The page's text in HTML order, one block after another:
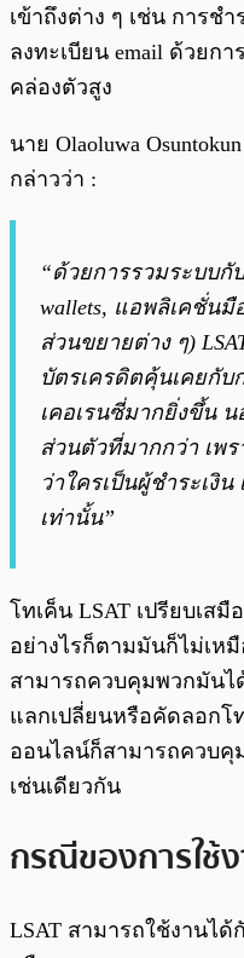
เข้าถึงต่าง ๆ เช่น การช
ลงทะเบียน email ด้วยก
คล่องตัวสูง
นาย Olaoluwa
กล่าวว่า :
“ด้วยการรวมระบบกั
wallets, แอพลิเคชั่นมื
ส่วนขยายต่าง ๆ)
บัตรเครดิตคุ้นเคยกับ
เคอเรนซี่มากยิ่งขึ้น น
ส่วนตัวที่มากกว่า เพร
ว่าใครเป็นผู้ชำระเงิ
เท่านั้น”
โทเค็น LSAT เปรียบเส
อย่างไรก็ตามมันก็ไม่เห
สามารถควบคุมพวกมันไ
แลกเปลี่ยนหรือคัดลอกโ
ออนไลน์ก็สามารถควบคุ
เช่นเดียวกัน
กรณีของการใช้ง
LSAT สามารถใช้งานได้